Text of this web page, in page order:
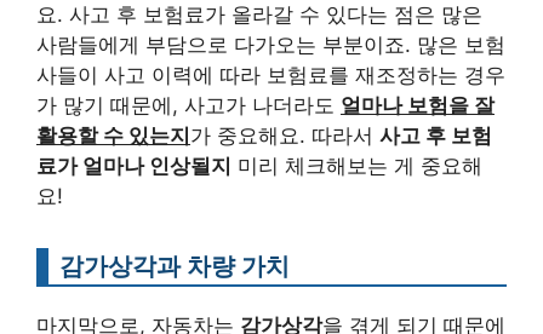
요. 사고 후 보험료가 올라갈 수 있다는 점은 많은
사람들에게 부담으로 다가오는 부분이죠. 많은 보험
사들이 사고 이력에 따라 보험료를 재조정하는 경우
가 많기 때문에, 사고가 나더라도 얼마나 보험을 잘
활용할 수 있는지가 중요해요. 따라서 사고 후 보험
료가 얼마나 인상될지 미리 체크해보는 게 중요해
요!
감가상각과 차량 가치
마지막으로, 자동차는 감가상각을 겪게 되기 때문에